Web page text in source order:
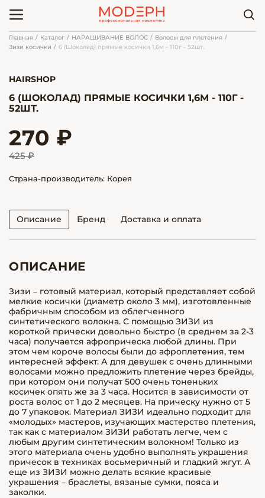
Главная Каталог НАРАЩИВАНИЕ ВОЛОС
Волосы для плетения
Зизи косички
6 (Шоколад) прямые косички 1,6м - 110г - 52шт.
HAIRSHOP
6 (ШОКОЛАД) ПРЯМЫЕ КОСИЧКИ 1,6М - 110Г -
52ШТ.
270 ₽
425 ₽
Страна-производитель: Корея
Описание Бренд Доставка и оплата
ОПИСАНИЕ
Зизи – готовый материал, который представляет собой
мелкие косички (диаметр около 3 мм), изготовленные
фабричным способом из облегченного
синтетического волокна. С помощью ЗИЗИ из
короткой прически довольно быстро (в среднем за 2-3
часа) получается афроприческа любой длины. При
этом чем короче волосы были до афроплетения, тем
интересней эффект. А для девушек с очень длинными
волосами можно предложить плетение через брейды,
при котором они получат 500 очень тоненьких
косичек опять же за 3 часа. Носится в зависимости от
роста волос от 1 до 2 месяцев. На прическу нужно от 5
до 7 упаковок. Материал ЗИЗИ идеально подходит для
«молодых» мастеров, изучающих мастерство плетения,
так как с материалом ЗИЗИ работать легче, чем с
любым другим синтетическим волокном! Только из
этого материала очень удобно выполнять украшения
причесок в техниках восьмеричный и гладкий жгут. А
еще из ЗИЗИ можно делать всякие красивые
украшения – браслеты, вязаные сумки, пояса и
заколки.